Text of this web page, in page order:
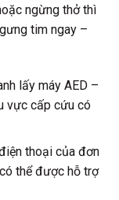
ngừng thở thì
tim ngay –
lấy máy AED –
vực cấp cứu có
thoại của đơn
thể được hỗ trợ